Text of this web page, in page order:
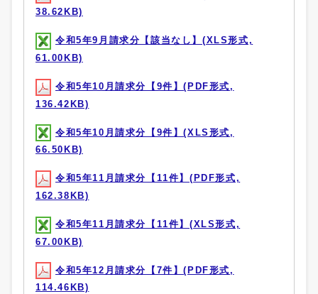
38.62KB)
令和5年9月請求分【該当なし】(XLS形式,
61.00KB)
令和5年10月請求分【9件】(PDF形式,
136.42KB)
令和5年10月請求分【9件】(XLS形式,
66.50KB)
令和5年11月請求分【11件】(PDF形式,
162.38KB)
令和5年11月請求分【11件】(XLS形式,
67.00KB)
令和5年12月請求分【7件】(PDF形式,
114.46KB)